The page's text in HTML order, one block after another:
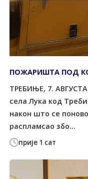
прије 1 сат
ПОЖАРИШТА ПОД
ТРЕБИЊЕ, 7.
села Лука код
након што се
распламсао збо...